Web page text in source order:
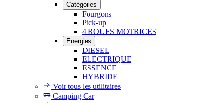
Catégories
Fourgons
Pick-up
4 ROUES MOTRICES
Energies
DIESEL
ELECTRIQUE
ESSENCE
HYBRIDE
Voir tous les utilitaires
Camping Car